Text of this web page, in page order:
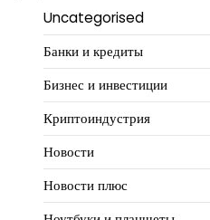
Uncategorised
Банки и кредиты
Бизнес и инвестиции
Криптоиндустрия
Новости
Новости плюс